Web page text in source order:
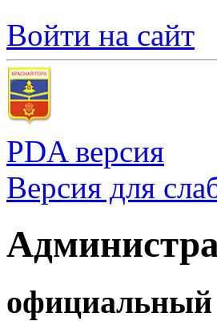
Войти на сайт
PDA версия
Версия для
официальный